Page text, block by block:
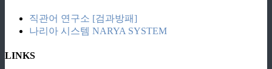
직관어 연구소 [검과방패]
나리아 시스템 NARYA SYSTEM
LINKS